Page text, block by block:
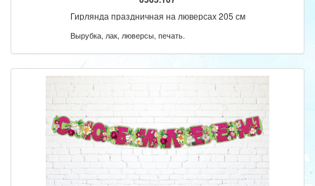
Гирлянда праздничная на люверсах 205 см
Вырубка, лак, люверсы, печать.